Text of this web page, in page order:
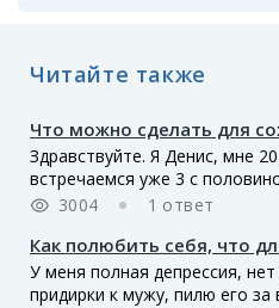
Читайте также
Что можно сделать для
Здравствуйте. Я Денис, мне
встречаемся уже 3 с
3004
1 ответ
Как полюбить себя, что
У меня полная депрессия,
придирки к мужу, пилю его за